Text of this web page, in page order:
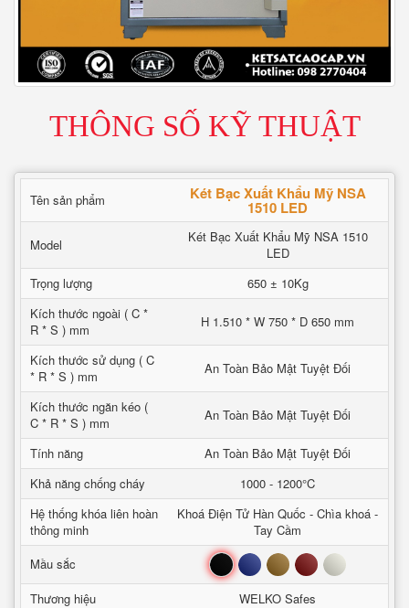
THÔNG SỐ KỸ THUẬT
Tên sản phẩm Két Bạc Xuất Khẩu Mỹ NSA
1510 LED
Model
Két Bạc Xuất Khẩu Mỹ NSA 1510
LED
Trọng lượng
650 ± 10Kg
Kích thước ngoài ( C *
R * S ) mm
H 1.510 * W 750 * D 650 mm
Kích thước sử dụng ( C
* R * S ) mm
An Toàn Bảo Mật Tuyệt Đối
Kích thước ngăn kéo (
C * R * S ) mm
An Toàn Bảo Mật Tuyệt Đối
Tính năng
An Toàn Bảo Mật Tuyệt Đối
Khả năng chống cháy
1000 - 1200°C
Hệ thống khóa liên hoàn
thông minh
Khoá Điện Tử Hàn Quốc - Chìa khoá -
Tay Cầm
Mầu sắc
Đen Xanh Nâu Đỏ Trắng
Thương hiệu
WELKO Safes